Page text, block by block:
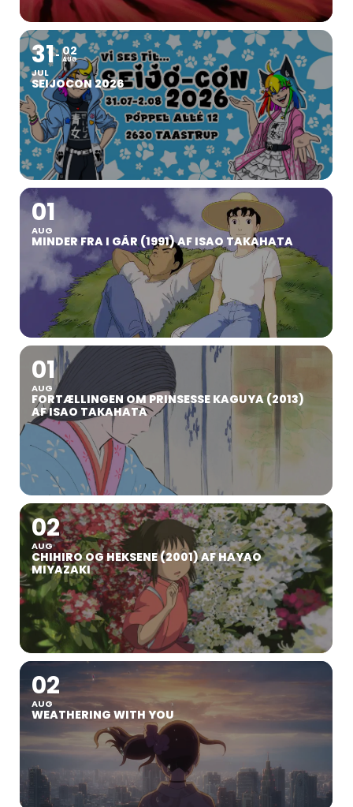
31
JUL
02
AUG
SEIJOCON 2026
01
AUG
MINDER FRA I GÅR (1991) AF ISAO TAKAHATA
01
AUG
FORTÆLLINGEN OM PRINSESSE KAGUYA (2013)
AF ISAO TAKAHATA
02
AUG
CHIHIRO OG HEKSENE (2001) AF HAYAO
MIYAZAKI
02
AUG
WEATHERING WITH YOU